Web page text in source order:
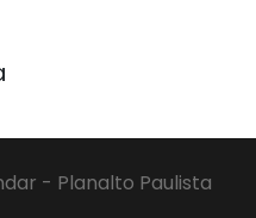
- Planalto Paulista